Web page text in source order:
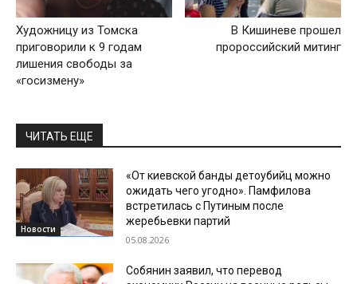
Художницу из Томска
приговорили к 9 годам
лишения свободы за
«госизмену»
В Кишиневе прошел
пророссийский митинг
ЧИТАТЬ ЕЩЕ
Новости
«От киевской банды детоубийц можно
ожидать чего угодно». Памфилова
встретилась с Путиным после
жеребьевки партий
05.08.2026
Собянин заявил, что перевод